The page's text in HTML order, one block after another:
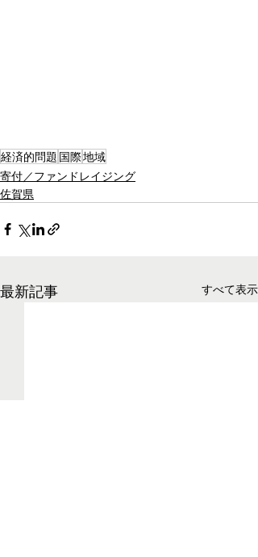
経済的問題 国際地域
寄付／ファンドレイジング
佐賀県
最新記事 すべて表示